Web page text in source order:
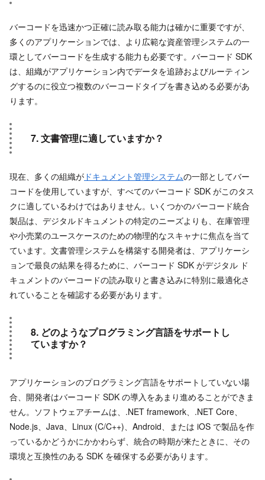
バーコードを迅速かつ正確に読み取る能力は確かに重要ですが、
多くのアプリケーションでは、より広範な資産管理システムの一
環としてバーコードを生成する能力も必要です。バーコード SDK
は、組織がアプリケーション内でデータを追跡およびルーティン
グするのに役立つ複数のバーコードタイプを書き込める必要があ
ります。
7. 文書管理に適していますか？
現在、多くの組織が ドキュメント管理システムの一部としてバー
コードを使用していますが、すべてのバーコード SDK がこのタス
クに適しているわけではありません。いくつかのバーコード統合
製品は、デジタルドキュメントの特定のニーズよりも、在庫管理
や小売業のユースケースのための物理的なスキャナに焦点を当て
ています。文書管理システムを構築する開発者は、アプリケーシ
ョンで最良の結果を得るために、バーコード SDK がデジタル ド
キュメントのバーコードの読み取りと書き込みに特別に最適化さ
れていることを確認する必要があります。
8. どのようなプログラミング言語をサポートし
ていますか？
アプリケーションのプログラミング言語をサポートしていない場
合、開発者はバーコード SDK の導入をあまり進めることができま
せん。ソフトウェアチームは、.NET framework、.NET Core、
Node.js、Java、Linux (C/C++)、Android、または iOS で製品を作
っているかどうかにかかわらず、統合の時期が来たときに、その
環境と互換性のある SDK を確保する必要があります。